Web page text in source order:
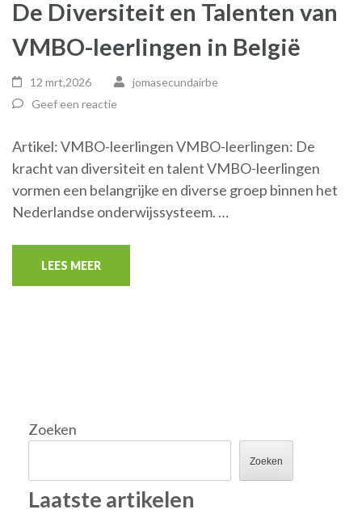
De Diversiteit en Talenten van
VMBO-leerlingen in België
12 mrt,2026
jomasecundairbe
Geef een reactie
Artikel: VMBO-leerlingen VMBO-leerlingen: De
kracht van diversiteit en talent VMBO-leerlingen
vormen een belangrijke en diverse groep binnen het
Nederlandse onderwijssysteem. …
LEES MEER
Zoeken
Zoeken
Laatste artikelen